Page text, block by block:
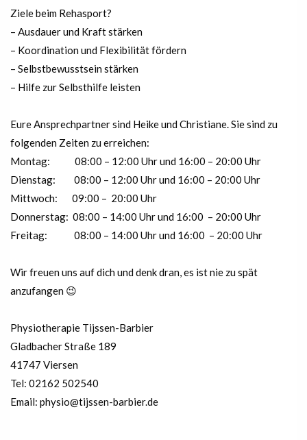
Ziele beim Rehasport?
– Ausdauer und Kraft stärken
– Koordination und Flexibilität fördern
– Selbstbewusstsein stärken
– Hilfe zur Selbsthilfe leisten
Eure Ansprechpartner sind Heike und Christiane. Sie sind zu
folgenden Zeiten zu erreichen:
Montag: 08:00 – 12:00 Uhr und 16:00 – 20:00 Uhr
Dienstag: 08:00 – 12:00 Uhr und 16:00 – 20:00 Uhr
Mittwoch: 09:00 – 20:00 Uhr
Donnerstag: 08:00 – 14:00 Uhr und 16:00 – 20:00 Uhr
Freitag: 08:00 – 14:00 Uhr und 16:00 – 20:00 Uhr
Wir freuen uns auf dich und denk dran, es ist nie zu spät
anzufangen 😉
Physiotherapie Tijssen-Barbier
Gladbacher Straße 189
41747 Viersen
Tel: 02162 502540
Email: physio@tijssen-barbier.de